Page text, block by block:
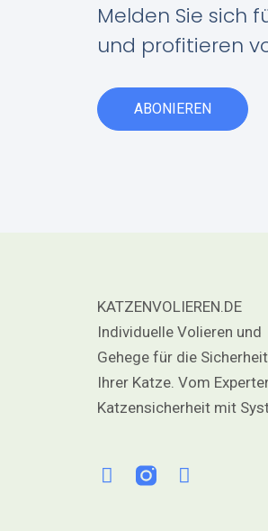
Melden Sie sich
und profitieren
ABONIEREN
KATZENVOLIEREN.DE
Individuelle Volieren und
Gehege für die Sicherheit
Ihrer Katze. Vom
Katzensicherheit mit